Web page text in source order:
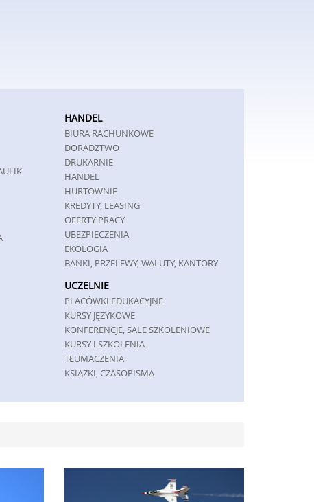
HANDEL
BIURA RACHUNKOWE
DORADZTWO
DRUKARNIE
HANDEL
HURTOWNIE
KREDYTY, LEASING
OFERTY PRACY
UBEZPIECZENIA
EKOLOGIA
BANKI, PRZELEWY, WALUTY, KANTORY
UCZELNIE
PLACÓWKI EDUKACYJNE
KURSY JĘZYKOWE
KONFERENCJE, SALE SZKOLENIOWE
KURSY I SZKOLENIA
TŁUMACZENIA
KSIĄŻKI, CZASOPISMA
CZĘŚCI SAMOCHODOWE